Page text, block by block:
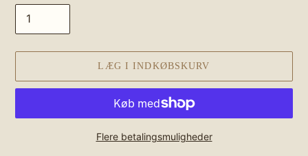
LÆG I INDKØBSKURV
Flere betalingsmuligheder